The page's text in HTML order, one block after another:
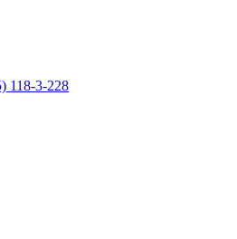
118-3-228